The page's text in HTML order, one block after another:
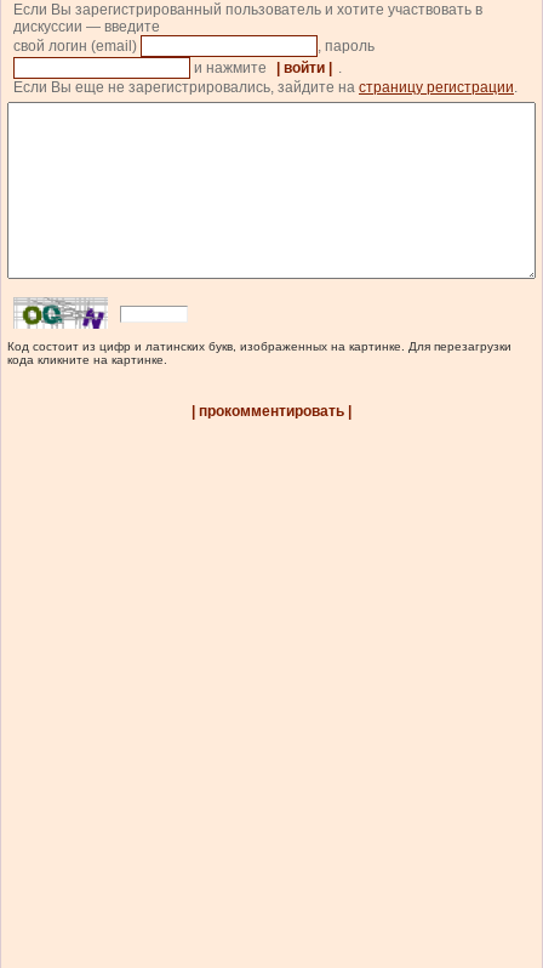
Если Вы зарегистрированный пользователь и хотите участвовать в
дискуссии — введите
свой логин (email)
, пароль
и нажмите
| войти |
.
Если Вы еще не зарегистрировались, зайдите на страницу регистрации.
Код состоит из цифр и латинских букв, изображенных на картинке. Для перезагрузки
кода кликните на картинке.
| прокомментировать |